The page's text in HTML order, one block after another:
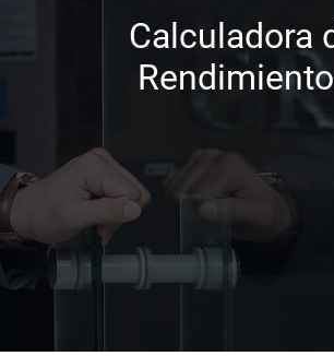
Calculadora